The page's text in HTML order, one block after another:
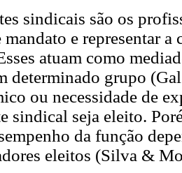
sindicais são os
mandato e representar
atuam como
determinado grupo
ou necessidade de
sindical seja eleito.
da função
eleitos (Silva &